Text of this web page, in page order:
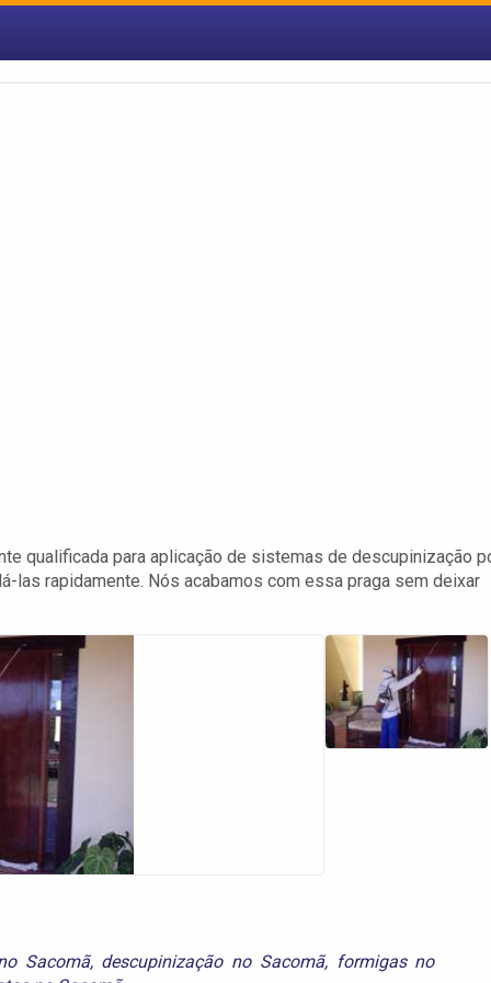
qualificada para aplicação de sistemas de descupinização
las rapidamente. Nós acabamos com essa praga sem deixar
Sacomã, descupinização no Sacomã, formigas no